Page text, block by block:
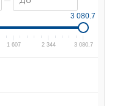
3 080.7
1 607 2 344 3 080.7